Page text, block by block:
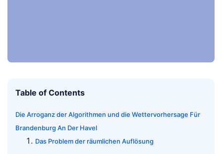
Table of Contents
Die Arroganz der Algorithmen und die Wettervorhersage Für
Brandenburg An Der Havel
Das Problem der räumlichen Auflösung